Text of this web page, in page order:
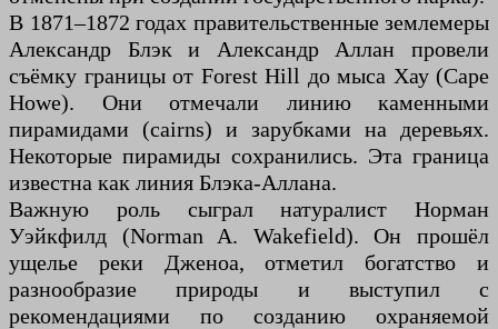
В 1871–1872 годах правительственные землемеры
Александр Блэк и Александр Аллан провели
съёмку границы от Forest Hill до мыса Хау (Cape
Howe). Они отмечали линию каменными
пирамидами (cairns) и зарубками на деревьях.
Некоторые пирамиды сохранились. Эта граница
известна как линия Блэка-Аллана.
Важную роль сыграл натуралист Норман
Уэйкфилд (Norman A. Wakefield). Он прошёл
ущелье реки Дженоа, отметил богатство и
разнообразие природы и выступил с
рекомендациями по созданию охраняемой